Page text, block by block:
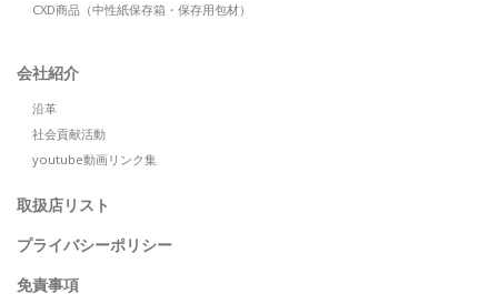
CXD商品（中性紙保存箱・保存用包材）
会社紹介
沿革
社会貢献活動
youtube動画リンク集
取扱店リスト
プライバシーポリシー
免責事項